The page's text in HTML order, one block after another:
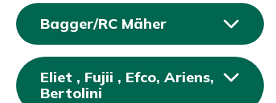
Bagger/RC Mäher
Eliet , Fujii , Efco, Ariens,
Bertolini